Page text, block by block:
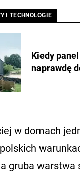
I TECHNOLOGIE
Kiedy
naprawdę
w domach
gruba warstwa